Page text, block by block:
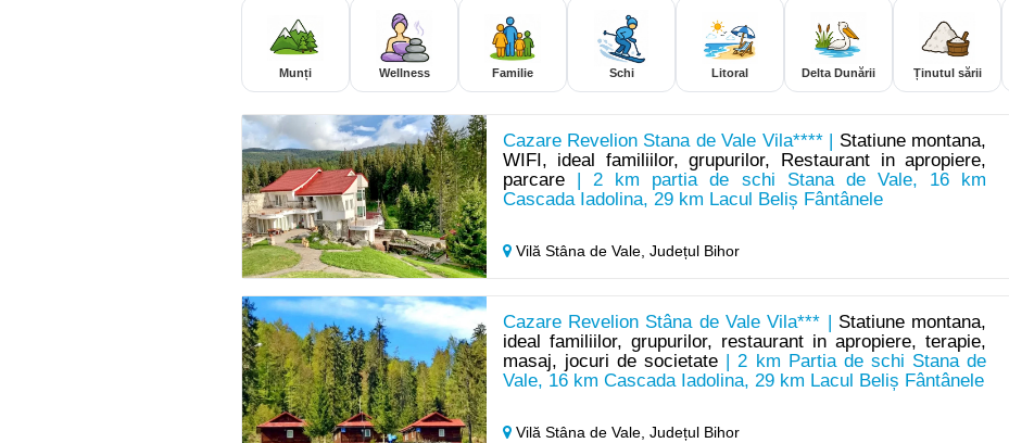
Munți Wellness Familie Schi Litoral Delta Dunării Ținutul sării
Cazare Revelion Stana de Vale Vila**** | Statiune montana,
WIFI, ideal familiilor, grupurilor, Restaurant in apropiere,
parcare| 2 km partia de schi Stana de Vale, 16 km
Cascada Iadolina, 29 km Lacul Beliș Fântânele
Vilă Stâna de Vale, Județul Bihor
Cazare Revelion Stâna de Vale Vila*** | Statiune montana,
ideal familiilor, grupurilor, restaurant in apropiere, terapie,
masaj, jocuri de societate | 2 km Partia de schi Stana de
Vale, 16 km Cascada Iadolina, 29 km Lacul Beliș Fântânele
Vilă Stâna de Vale, Județul Bihor